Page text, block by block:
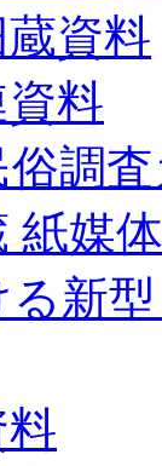
資料
料
調査
紙媒
る新